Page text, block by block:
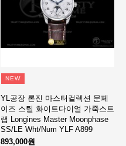
NEW
YL공장 론진 마스터컬렉션 문페
이즈 스틸 화이트다이얼 가죽스트
랩 Longines Master Moonphase
SS/LE Wht/Num YLF A899
893,000원